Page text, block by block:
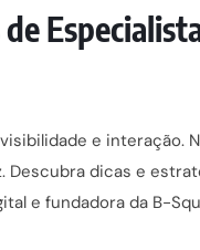
e interação.
dicas e
e fundadora da B-